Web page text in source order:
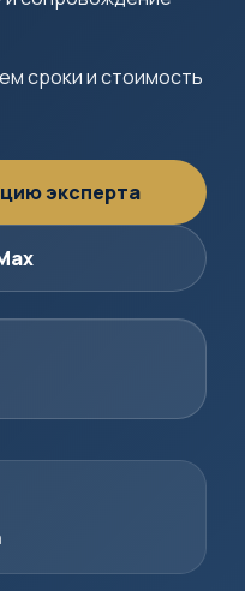
сроки и стоимость
эксперта